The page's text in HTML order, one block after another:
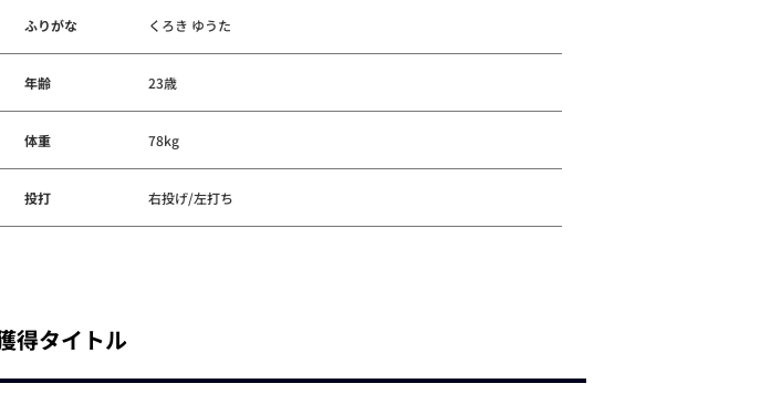
ふりがな くろき ゆうた
年齢 23歳
体重 78kg
投打 右投げ/左打ち
得タイトル